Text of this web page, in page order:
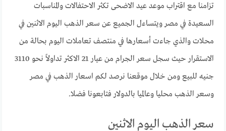
تزامنا مع اقتراب موعد عيد الاضحى تكثر الاحتفالات والمناسبات
السعيدة في مصر ويتساءل الجميع عن سعر الذهب اليوم الاثنين في
محلات والذي جاءت أسعارها في منتصف تعاملات اليوم بحالة من
الاستقرار حيث سجل سعر الجرام من عيار 21 الاكثر تداولاً نحو 3110
جنيه للبيع ومن خلال موقعنا نرصد لكم اسعار الذهب في مصر
وسعر الذهب محليا وعالميا بالدولار فتابعونا فضلا.
سعر الذهب اليوم الاثنين